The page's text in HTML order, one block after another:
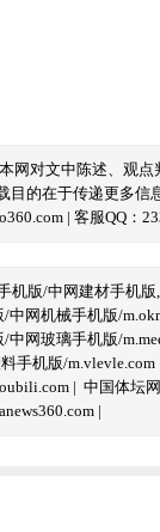
网对文中陈述、观
的在于传递更多
| 客服QQ：
机版/中网建材手机版
中网机械手机版/
网玻璃手机版/
手机版/m.vlevle.com
| 中国体坛
|